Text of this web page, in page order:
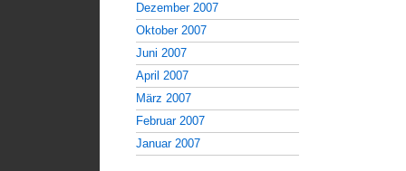
Dezember 2007
Oktober 2007
Juni 2007
April 2007
März 2007
Februar 2007
Januar 2007